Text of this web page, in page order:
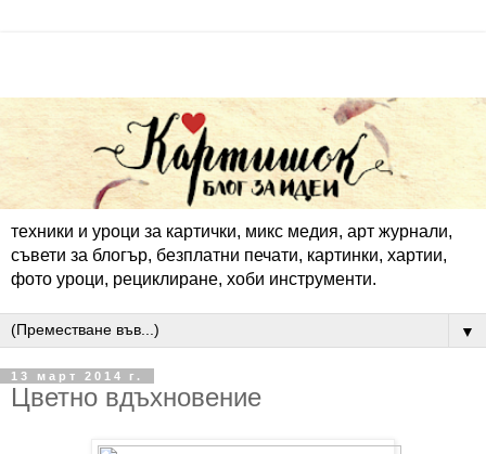
техники и уроци за картички, микс медия, арт журнали,
съвети за блогър, безплатни печати, картинки, хартии,
фото уроци, рециклиране, хоби инструменти.
▼
13 март 2014 г.
Цветно вдъхновение